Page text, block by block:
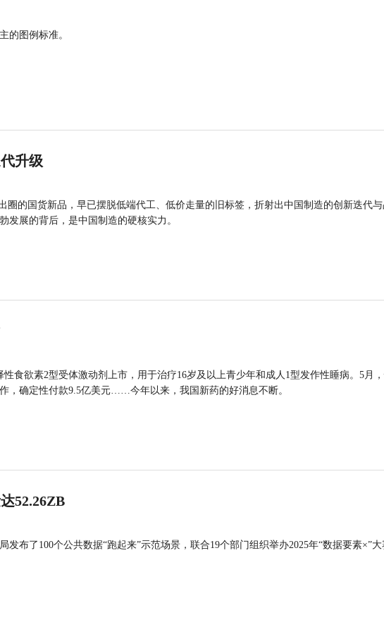
的图例标准。
升级
圈的国货新品，早已摆脱低端代工、低价走量的旧标签，折射出中国制造的创新迭代
发展的背后，是中国制造的硬核实力。
食欲素2型受体激动剂上市，用于治疗16岁及以上青少年和成人1型发作性睡病。5月
，确定性付款9.5亿美元……今年以来，我国新药的好消息不断。
52.26ZB
发布了100个公共数据“跑起来”示范场景，联合19个部门组织举办2025年“数据要素×”大